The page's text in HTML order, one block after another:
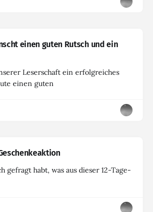
einen guten Rutsch und ein
Leserschaft ein erfolgreiches
einen guten
gefragt habt, was aus dieser 12-Tage-